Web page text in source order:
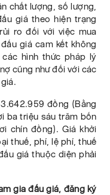
chất lượng, số lượng,
giá theo hiện trạng
ro đối với việc mua
giá cam kết không
hình thức pháp lý
cũng như đối với các
đồng (Bằng
ba triệu sáu trăm bốn
chín đồng). Giá khởi
thuế, phí, lệ phí, thuế
giá thuộc diện phải
gia đấu giá, đăng ký